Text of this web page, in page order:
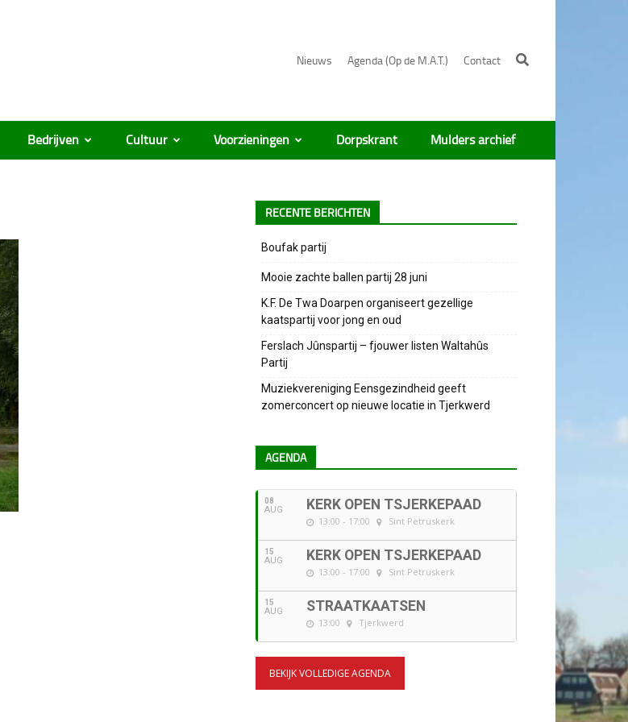
Nieuws Agenda (Op de M.A.T.) Contact
Bedrijven Cultuur Voorzieningen Dorpskrant Mulders archief
RECENTE BERICHTEN
Boufak partij
Mooie zachte ballen partij 28 juni
K.F. De Twa Doarpen organiseert gezellige
kaatspartij voor jong en oud
Ferslach Jûnspartij – fjouwer listen Waltahûs
Partij
Muziekvereniging Eensgezindheid geeft
zomerconcert op nieuwe locatie in Tjerkwerd
AGENDA
08
AUG KERK OPEN TSJERKEPAAD
13:00 - 17:00 Sint Petruskerk
15
AUG KERK OPEN TSJERKEPAAD
13:00 - 17:00 Sint Petruskerk
15
AUG STRAATKAATSEN
13:00 Tjerkwerd
BEKIJK VOLLEDIGE AGENDA